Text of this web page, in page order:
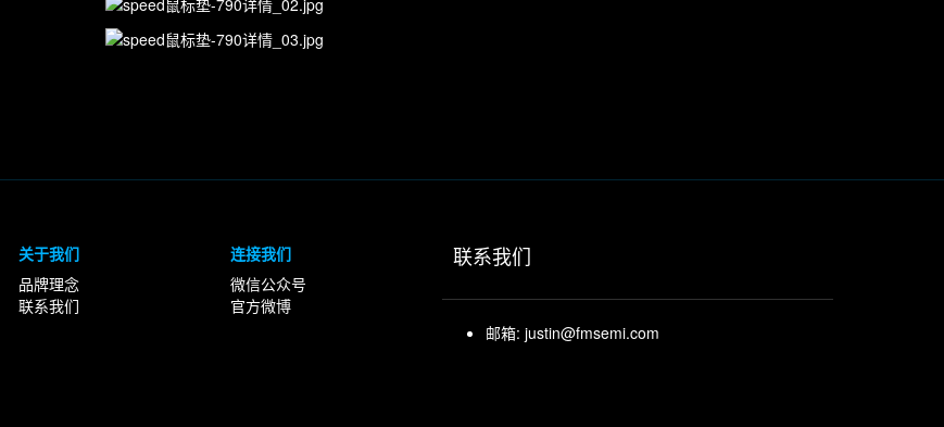
关于我们
品牌理念
联系我们
连接我们
微信公众号
官方微博
联系我们
邮箱: justin@fmsemi.com